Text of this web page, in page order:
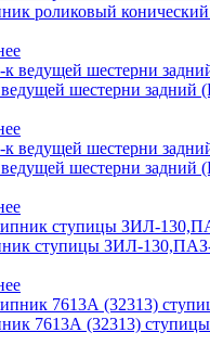
роликовый
шестерни задний
шестерни задний
ступицы ЗИЛ-
7613А (32313)